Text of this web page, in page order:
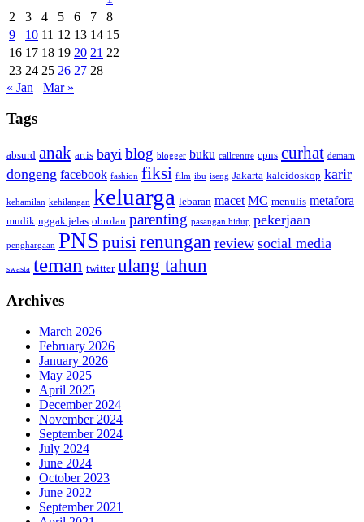
2
3 4 5 6 7
8
9
10 11 12 13 14 15
16 17 18 19 20 21 22
23 24 25 26 27 28
« Jan
Mar »
Tags
absurd anak artis bayi blog blogger buku callcentre cpns curhat demam
dongeng facebook fashion fiksi film ibu iseng Jakarta kaleidoskop karir
kehamilan kehilangan keluarga lebaran macet MC menulis metafora
mudik nggak jelas obrolan parenting pasangan hidup pekerjaan
penghargaan PNS puisirenungan review social media
swasta teman twitter ulang tahun
Archives
March 2026
February 2026
January 2026
May 2025
April 2025
December 2024
November 2024
September 2024
July 2024
June 2024
October 2023
June 2022
September 2021